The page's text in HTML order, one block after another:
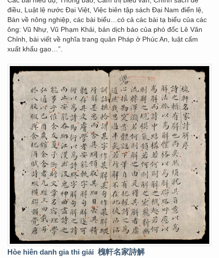
điều, Luật lệ nước Đại Việt, Việc biên tập sách Đại Nam điển lệ,
Bàn về nông nghiệp, các bài biểu…có cả các bài tạ biểu của các
ông: Vũ Nhự, Vũ Phạm Khải, bản dịch báo của phó đốc Lê Văn
Chỉnh, bài viết về nghĩa trang quân Pháp ở Phúc An, luật cấm
xuất khẩu gạo…”.
Hòe hiên danh gia thi giải 槐軒名家詩解